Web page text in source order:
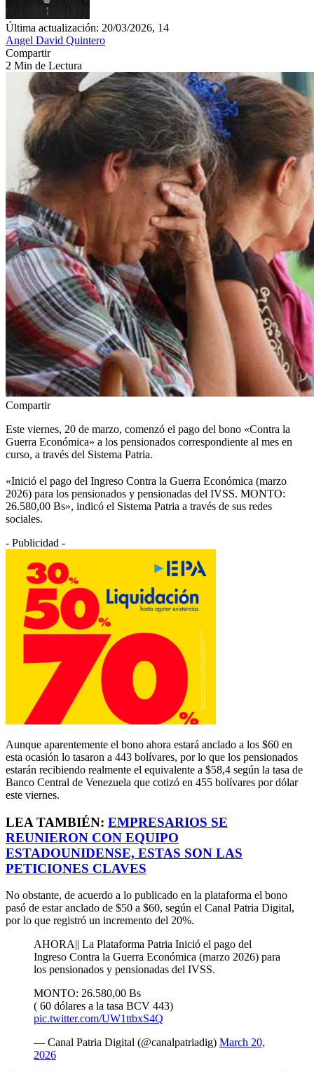
Última actualización: 20/03/2026, 14
Angel David Quintero
Compartir
2 Min de Lectura
Compartir
Este viernes, 20 de marzo, comenzó el pago del bono «Contra la
Guerra Económica» a los pensionados correspondiente al mes en
curso, a través del Sistema Patria.
«Inició el pago del Ingreso Contra la Guerra Económica (marzo
2026) para los pensionados y pensionadas del IVSS. MONTO:
26.580,00 Bs», indicó el Sistema Patria a través de sus redes
sociales.
- Publicidad -
Aunque aparentemente el bono ahora estará anclado a los $60 en
esta ocasión lo tasaron a 443 bolívares, por lo que los pensionados
estarán recibiendo realmente el equivalente a $58,4 según la tasa de
Banco Central de Venezuela que cotizó en 455 bolívares por dólar
este viernes.
LEA TAMBIÉN: EMPRESARIOS SE
REUNIERON CON EQUIPO
ESTADOUNIDENSE, ESTAS SON LAS
PETICIONES CLAVES
No obstante, de acuerdo a lo publicado en la plataforma el bono
pasó de estar anclado de $50 a $60, según el Canal Patria Digital,
por lo que registró un incremento del 20%.
AHORA|| La Plataforma Patria Inició el pago del
Ingreso Contra la Guerra Económica (marzo 2026) para
los pensionados y pensionadas del IVSS.
MONTO: 26.580,00 Bs
( 60 dólares a la tasa BCV 443)
pic.twitter.com/UW1ttbxS4Q
— Canal Patria Digital (@canalpatriadig) March 20,
2026